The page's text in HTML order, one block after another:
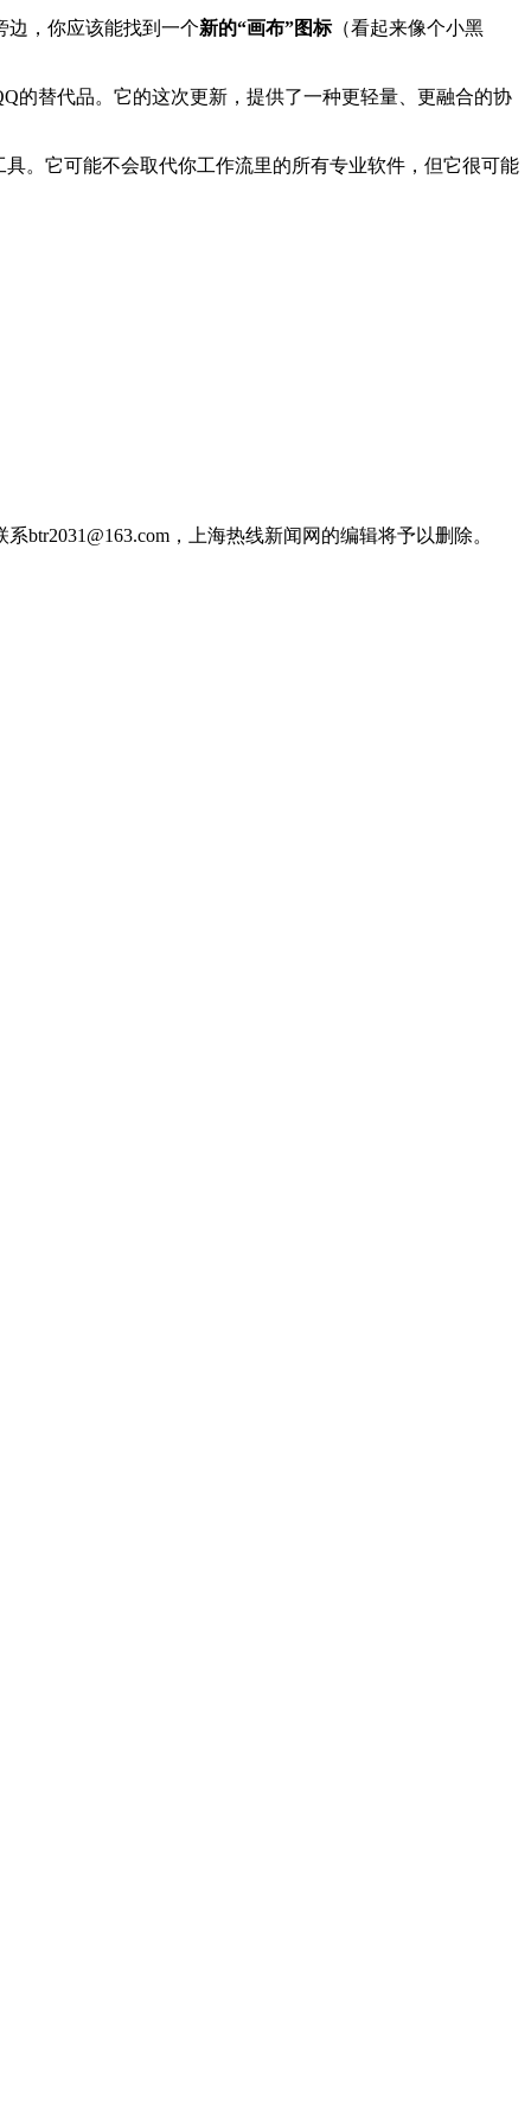
边，你应该能找到一个新的“画布”图标（看起来像个小黑
的替代品。它的这次更新，提供了一种更轻量、更融合的协
。它可能不会取代你工作流里的所有专业软件，但它很可能
，上海热线新闻网的编辑将予以删除。